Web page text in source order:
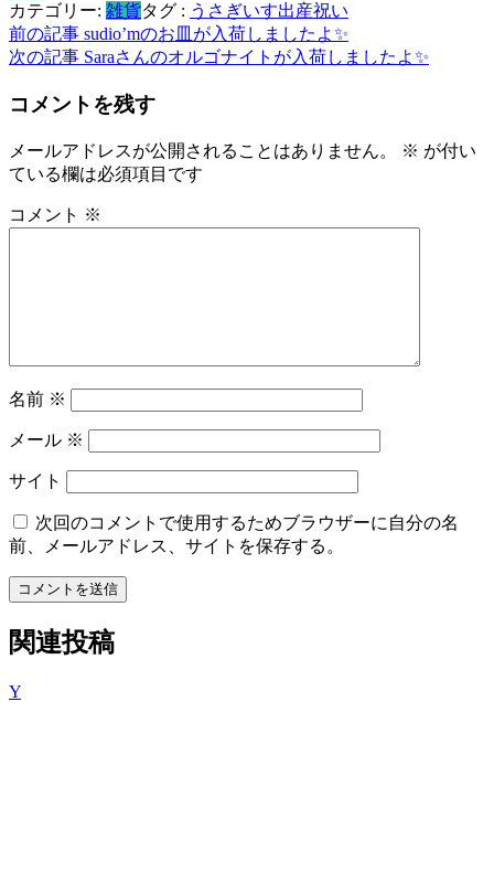
共
有
カテゴリー: 雑貨タグ : うさぎいす出産祝い
投
稿
ナ
ビ
ゲ
ー
前の記事 sudio’mのお皿が入荷しましたよ✨
次の記事 Saraさんのオルゴナイトが入荷しましたよ✨
コメントを残す
メールアドレスが公開されることはありません。 ※ が付い
ている欄は必須項目です
コメント ※
名前 ※
メール ※
サイト
次回のコメントで使用するためブラウザーに自分の名
前、メールアドレス、サイトを保存する。
コメントを送信
関連投稿
Y